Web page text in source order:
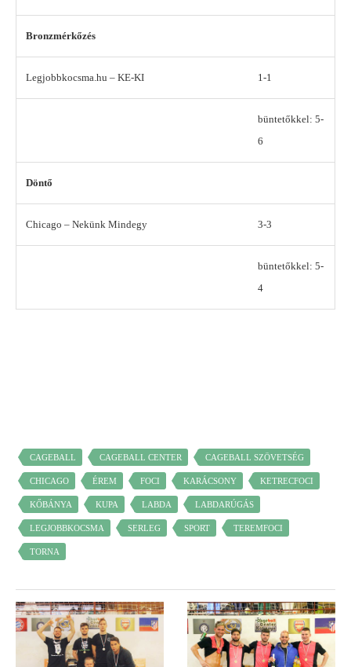
Bronzmérkőzés
Legjobbkocsma.hu – KE-KI 1-1
büntetőkkel: 5-
6
Döntő
Chicago – Nekünk Mindegy 3-3
büntetőkkel: 5-
4
CAGEBALL CAGEBALL CENTER CAGEBALL SZÖVETSÉG
CHICAGO ÉREM FOCI KARÁCSONY KETRECFOCI
KŐBÁNYA KUPA LABDA LABDARÚGÁS
LEGJOBBKOCSMA SERLEG SPORT TEREMFOCI
TORNA